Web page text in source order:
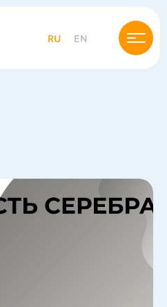
RU EN